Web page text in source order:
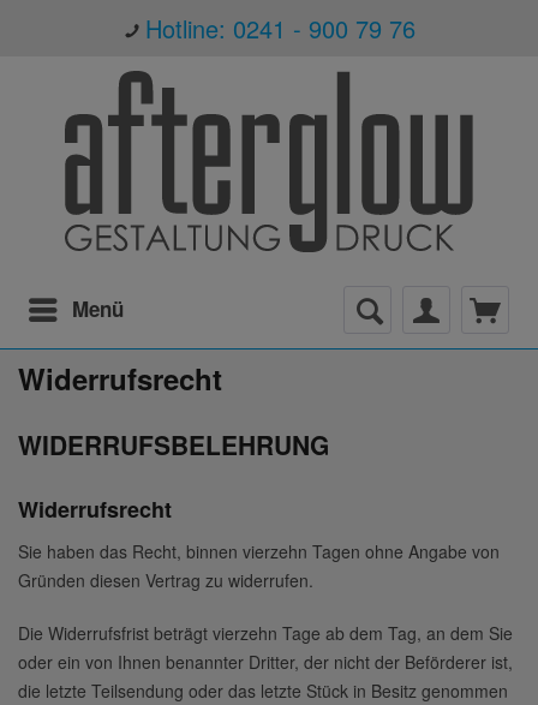
Hotline: 0241 - 900 79 76
Menü
Widerrufsrecht
WIDERRUFSBELEHRUNG
Widerrufsrecht
Sie haben das Recht, binnen vierzehn Tagen ohne Angabe von
Gründen diesen Vertrag zu widerrufen.
Die Widerrufsfrist beträgt vierzehn Tage ab dem Tag, an dem Sie
oder ein von Ihnen benannter Dritter, der nicht der Beförderer ist,
die letzte Teilsendung oder das letzte Stück in Besitz genommen